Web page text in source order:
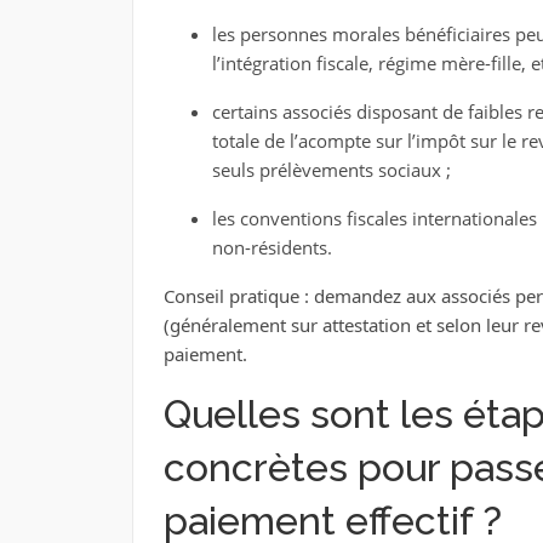
les personnes morales bénéficiaires
l’intégration fiscale, régime mère-fille,
certains associés disposant de faibles
totale de l’acompte sur l’impôt sur le
seuls prélèvements sociaux ;
les conventions fiscales
non-résidents.
Conseil pratique : demandez aux associés
(généralement sur attestation et selon leur
paiement.
Quelles sont les
concrètes pour
paiement effectif ?